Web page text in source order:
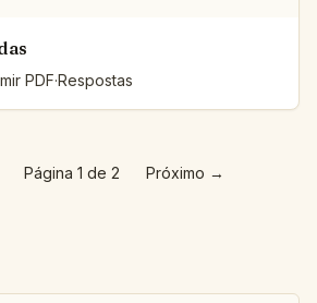
PDF·Respostas
Página 1 de 2 Próximo →